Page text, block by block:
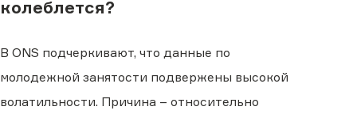
колеблется?
В ONS подчеркивают, что данные по
молодежной занятости подвержены высокой
волатильности. Причина – относительно